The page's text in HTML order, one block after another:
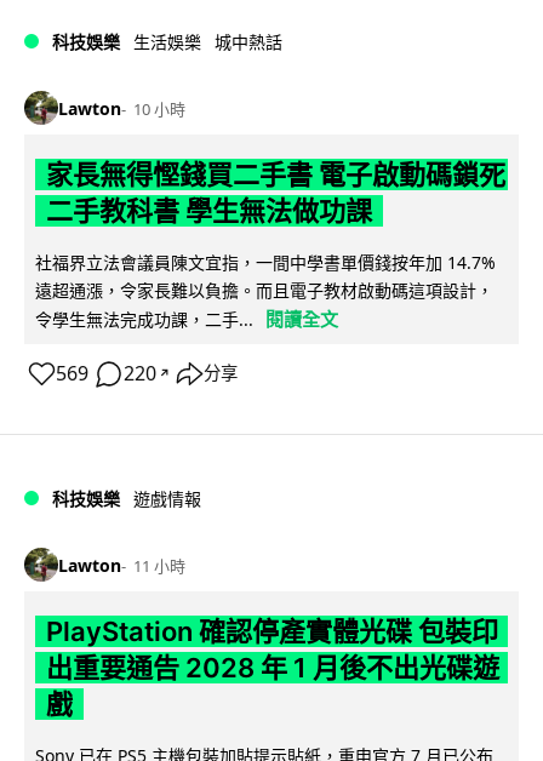
科技娛樂 生活娛樂 城中熱話
Lawton 10 小時
家長無得慳錢買二手書 電子啟動碼鎖死
二手教科書 學生無法做功課
社福界立法會議員陳文宜指，一間中學書單價錢按年加 14.7%
遠超通漲，令家長難以負擔。而且電子教材啟動碼這項設計，
令學生無法完成功課，二手...
閱讀全文
569 220 ↗ 分享
科技娛樂 遊戲情報
Lawton 11 小時
PlayStation 確認停產實體光碟 包裝印
出重要通告 2028 年 1 月後不出光碟遊
戲
Sony 已在 PS5 主機包裝加貼提示貼紙，重申官方 7 月已公布